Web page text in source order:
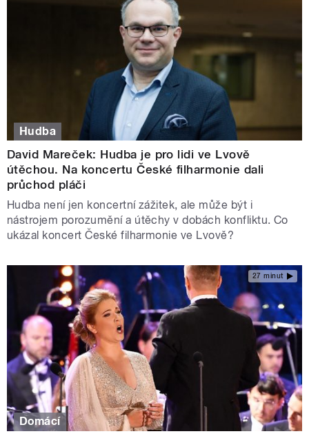
Hudba
David Mareček: Hudba je pro lidi ve Lvově
útěchou. Na koncertu České filharmonie dali
průchod pláči
Hudba není jen koncertní zážitek, ale může být i
nástrojem porozumění a útěchy v dobách konfliktu. Co
ukázal koncert České filharmonie ve Lvově?
27 minut
Domácí